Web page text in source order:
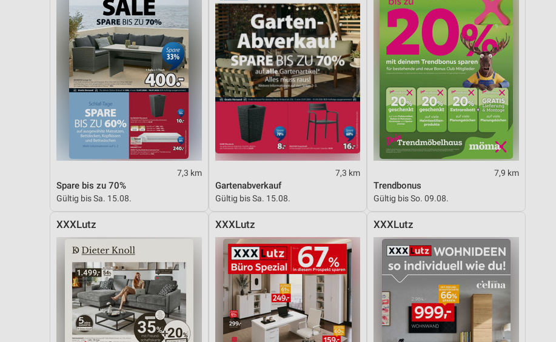
7,3 km
Spare bis zu 70%
Gültig bis Sa. 15.08.
7,3 km
Gartenabverkauf
Gültig bis Sa. 15.08.
7,9 km
Trendbonus
Gültig bis So. 09.08.
XXXLutz XXXLutz XXXLutz
Performance